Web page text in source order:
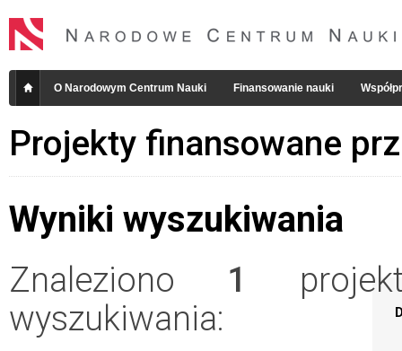
O Narodowym Centrum Nauki Finansowanie nauki
Projekty finansowane
Wyniki wyszukiwania
Znaleziono 1
wyszukiwania: